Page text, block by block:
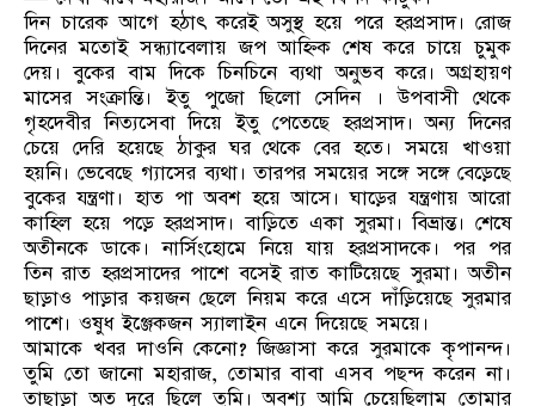
দিন চারেক আগে হঠাৎ করেই অসুস্থ হয়ে পরে হরপ্রসাদ। রোজ
দিনের মতোই সন্ধ্যাবেলায় জপ আহ্নিক শেষ করে চায়ে চুমুক
দেয়। বুকের বাম দিকে চিনচিনে ব্যথা অনুভব করে। অগ্রহায়ণ
মাসের সংক্রান্তি। ইতু পুজো ছিলো সেদিন । উপবাসী থেকে
গৃহদেবীর নিত্যসেবা দিয়ে ইতু পেতেছে হরপ্রসাদ। অন্য দিনের
চেয়ে দেরি হয়েছে ঠাকুর ঘর থেকে বের হতে। সময়ে খাওয়া
হয়নি। ভেবেছে গ্যাসের ব্যথা। তারপর সময়ের সঙ্গে সঙ্গে বেড়েছে
বুকের যন্ত্রণা। হাত পা অবশ হয়ে আসে। ঘাড়ের যন্ত্রণায় আরো
কাহিল হয়ে পড়ে হরপ্রসাদ। বাড়িতে একা সুরমা। বিভ্রান্ত। শেষে
অতীনকে ডাকে। নার্সিংহোমে নিয়ে যায় হরপ্রসাদকে। পর পর
তিন রাত হরপ্রসাদের পাশে বসেই রাত কাটিয়েছে সুরমা। অতীন
ছাড়াও পাড়ার কয়জন ছেলে নিয়ম করে এসে দাঁড়িয়েছে সুরমার
পাশে। ওষুধ ইঞ্জেকজন স্যালাইন এনে দিয়েছে সময়ে।
আমাকে খবর দাওনি কেনো? জিজ্ঞাসা করে সুরমাকে কৃপানন্দ।
তুমি তো জানো মহারাজ, তোমার বাবা এসব পছন্দ করেন না।
তাছাড়া অত দূরে ছিলে তুমি। অবশ্য আমি চেয়েছিলাম তোমার